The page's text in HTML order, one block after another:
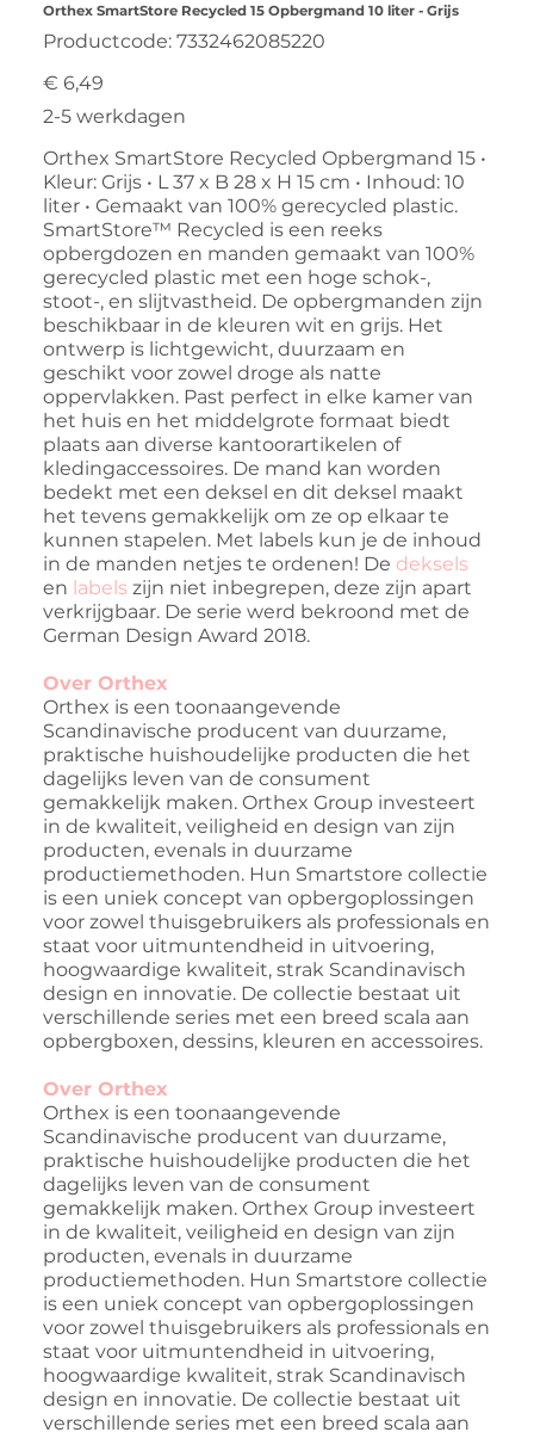
Orthex SmartStore Recycled 15 Opbergmand 10 liter - Grijs
Productcode: Productcode
7332462085220
7332462085220
Prijs
€ 6,49
2-5 werkdagen
Orthex SmartStore Recycled Opbergmand 15 •
Kleur: Grijs • L 37 x B 28 x H 15 cm • Inhoud: 10
liter • Gemaakt van 100% gerecycled plastic.
SmartStore™ Recycled is een reeks
opbergdozen en manden gemaakt van 100%
gerecycled plastic met een hoge schok-,
stoot-, en slijtvastheid. De opbergmanden zijn
beschikbaar in de kleuren wit en grijs. Het
ontwerp is lichtgewicht, duurzaam en
geschikt voor zowel droge als natte
oppervlakken. Past perfect in elke kamer van
het huis en het middelgrote formaat biedt
plaats aan diverse kantoorartikelen of
kledingaccessoires. De mand kan worden
bedekt met een deksel en dit deksel maakt
het tevens gemakkelijk om ze op elkaar te
kunnen stapelen. Met labels kun je de inhoud
in de manden netjes te ordenen! De deksels
en labels zijn niet inbegrepen, deze zijn apart
verkrijgbaar. De serie werd bekroond met de
German Design Award 2018.
Over Orthex
Orthex is een toonaangevende
Scandinavische producent van duurzame,
praktische huishoudelijke producten die het
dagelijks leven van de consument
gemakkelijk maken. Orthex Group investeert
in de kwaliteit, veiligheid en design van zijn
producten, evenals in duurzame
productiemethoden. Hun Smartstore collectie
is een uniek concept van opbergoplossingen
voor zowel thuisgebruikers als professionals en
staat voor uitmuntendheid in uitvoering,
hoogwaardige kwaliteit, strak Scandinavisch
design en innovatie. De collectie bestaat uit
verschillende series met een breed scala aan
opbergboxen, dessins, kleuren en accessoires.
Over Orthex
Orthex is een toonaangevende
Scandinavische producent van duurzame,
praktische huishoudelijke producten die het
dagelijks leven van de consument
gemakkelijk maken. Orthex Group investeert
in de kwaliteit, veiligheid en design van zijn
producten, evenals in duurzame
productiemethoden. Hun Smartstore collectie
is een uniek concept van opbergoplossingen
voor zowel thuisgebruikers als professionals en
staat voor uitmuntendheid in uitvoering,
hoogwaardige kwaliteit, strak Scandinavisch
design en innovatie. De collectie bestaat uit
verschillende series met een breed scala aan